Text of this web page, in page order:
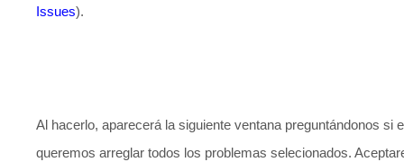
Issues).
Al hacerlo, aparecerá la siguiente ventana preguntándonos si
queremos arreglar todos los problemas selecionados.